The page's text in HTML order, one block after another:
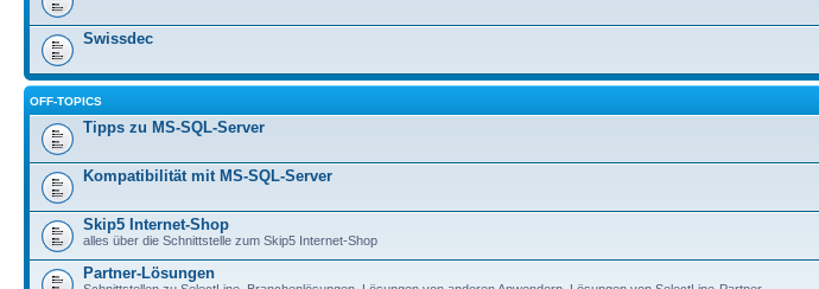
Swissdec
OFF-TOPICS
Tipps zu MS-SQL-Server
Kompatibilität mit MS-SQL-Server
Skip5 Internet-Shop
alles über die Schnittstelle zum Skip5 Internet-Shop
Partner-Lösungen